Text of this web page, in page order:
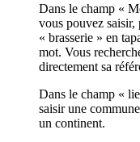
Dans le champ «
vous pouvez saisir,
« brasserie » en
mot. Vous
directement sa
Dans le champ «
saisir une
un continent.